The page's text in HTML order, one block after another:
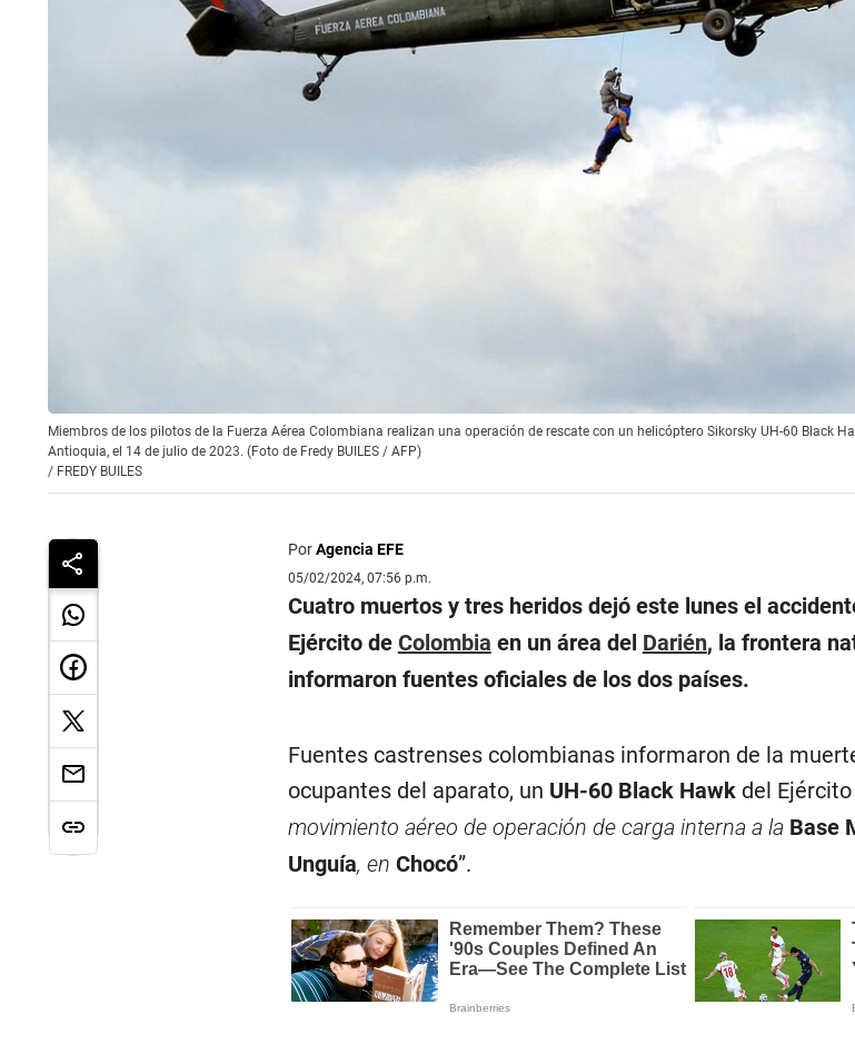
Miembros de los pilotos de la Fuerza Aérea Colombiana realizan una operación de rescate con un helicóptero Sikorsky UH-60 Black
Antioquia, el 14 de julio de 2023. (Foto de Fredy BUILES / AFP)
/ FREDY BUILES
PorAgencia EFE
05/02/2024, 07:56 p.m.
Cuatro muertos y tres heridos dejó este lunes el
Ejército de Colombia en un área del Darién, la frontera
informaron fuentes oficiales de los dos países.
Fuentes castrenses colombianas informaron de la
ocupantes del aparato, un UH-60 Black Hawkdel Ejército
movimiento aéreo de operación de carga interna a la Base
Unguía, en Chocó”.